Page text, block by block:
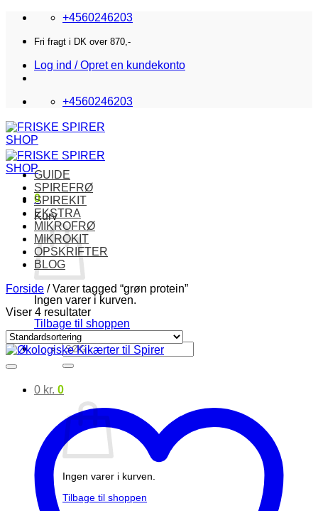
Fortsæt
indhold
+4560246203
Fri fragt i DK over 870,-
Log ind / Opret en kundekonto
+4560246203
0
Kurv
Ingen varer i kurven.
Tilbage til shoppen
Søg
efter:
0 kr. 0
Ingen varer i kurven.
Tilbage til shoppen
GUIDE
SPIREFRØ
SPIREKIT
EKSTRA
MIKROFRØ
MIKROKIT
OPSKRIFTER
BLOG
Forside /Varer tagged “grøn protein”
Viser 4 resultater